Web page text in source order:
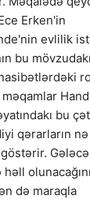
Erken'in
evlilik
bu mövzudakı
bu
qərarların
olunacağını
də maraqla